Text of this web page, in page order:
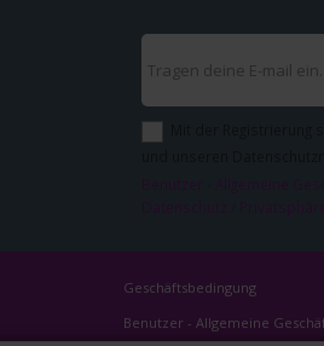
Geschäftsbedingung
Benutzer - Allgemeine